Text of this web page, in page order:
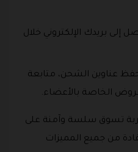
إلى بريدك الإلكتروني خلال
عناوين الشحن، متابعة
الخاصة بالأعضاء.
تسوق سلسة وآمنة على
من جميع المميزات